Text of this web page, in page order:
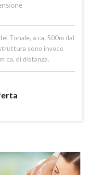
Tonale, a ca. 500m dal
sono invece
ca. di distanza.